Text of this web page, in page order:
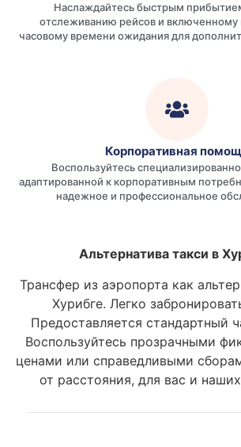
Наслаждайтесь быстрым
отслеживанию рейсов и включенному
часовому времени ожидания для
Корпоративная
Воспользуйтесь
адаптированной к корпоративным
надежное и профессиональное
Альтернатива такси в
Трансфер из аэропорта как
Хурибге. Легко
Предоставляется стандартный
Воспользуйтесь прозрачными
ценами или справедливыми
от расстояния, для вас и